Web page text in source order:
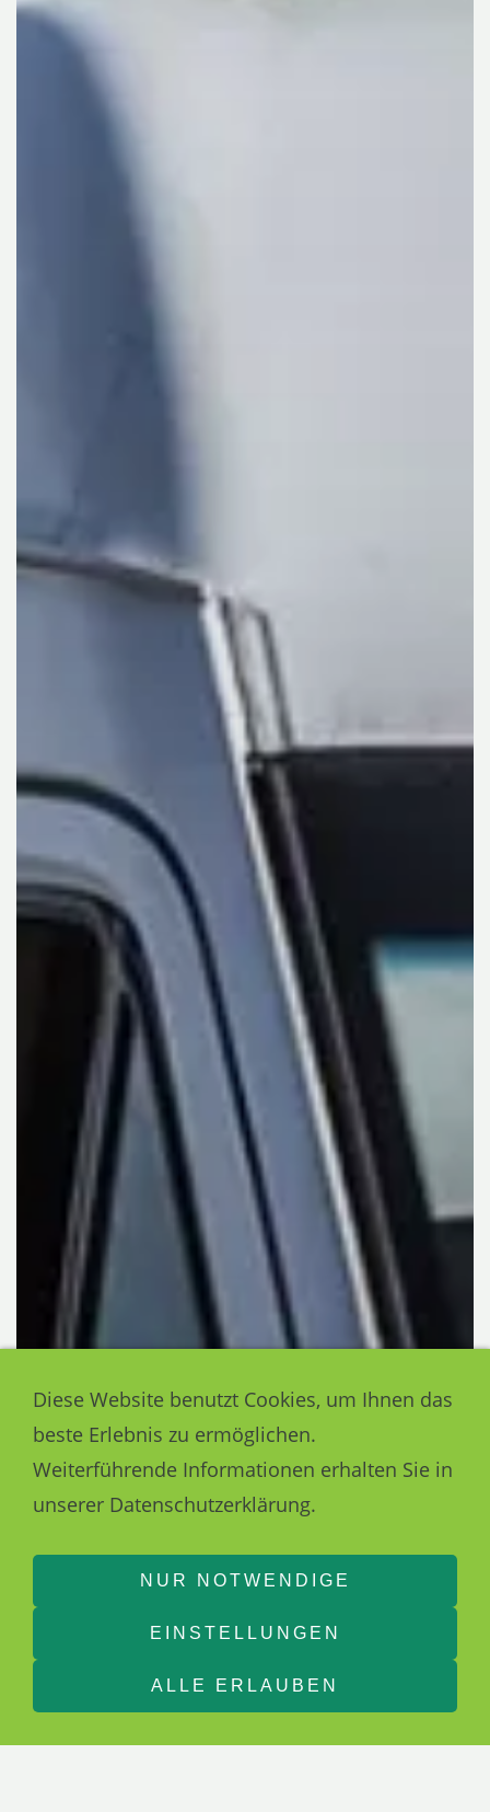
Diese Website benutzt Cookies, um Ihnen das
beste Erlebnis zu ermöglichen.
Weiterführende Informationen erhalten Sie in
unserer Datenschutzerklärung.
NUR NOTWENDIGE
EINSTELLUNGEN
ALLE ERLAUBEN